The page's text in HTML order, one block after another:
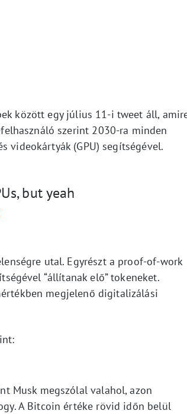
között egy július 11-i tweet áll,
szerint 2030-ra minden
(GPU) segítségével.
but yeah
utal. Egyrészt a proof-of-work
“állítanak elő” tokeneket.
megjelenő digitalizálási
Musk megszólal valahol, azon
A Bitcoin értéke rövid időn belül